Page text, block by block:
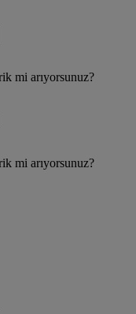
mi arıyorsunuz?
mi arıyorsunuz?